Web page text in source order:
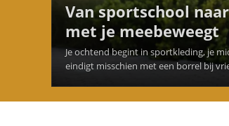
Van sportschool
met je meebeweegt
Je ochtend begint in sportkleding, je
eindigt misschien met een borrel bij